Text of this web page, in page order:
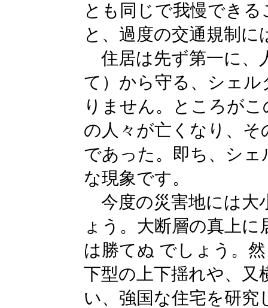
とも同じで我慢でき
と、過度の交通規制に
住居は先ず第一に、
て）から守る、シェ
りません。ところが
の人々が亡くなり、そ
であった。即ち、シ
な現象です。
今度の災害地には大
ょう。大断層の真上
は勝てぬ でしょう。
下型の上下揺れや、又
い、強国な住宅を研究